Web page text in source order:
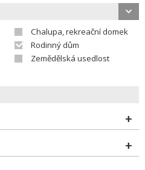
Chalupa, rekreační domek
Rodinný dům
Zemědělská usedlost